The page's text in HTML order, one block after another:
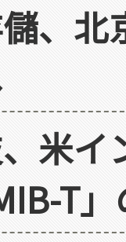
、北
米イ
T